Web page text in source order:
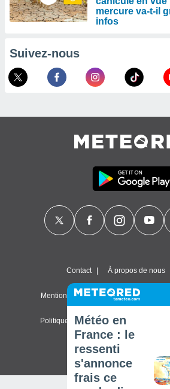
mercure va-t-il
infos
Suivez-nous
Contact À propos de nous
Mentions légales & Conditions
Politique de confidentialité
© 2026 Meteored. Tous droits
Météo en
France : le
ressenti
s'annonce
frais ce